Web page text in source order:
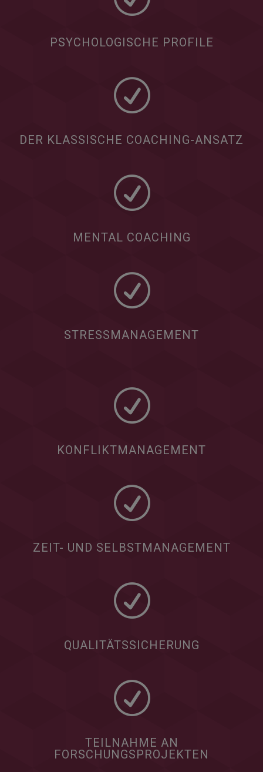
PSYCHOLOGISCHE PROFILE
R
DER KLASSISCHE COACHING-ANSATZ
R
MENTAL COACHING
R
STRESSMANAGEMENT
R
KONFLIKTMANAGEMENT
R
ZEIT- UND SELBSTMANAGEMENT
R
QUALITÄTSSICHERUNG
R
TEILNAHME AN
FORSCHUNGSPROJEKTEN